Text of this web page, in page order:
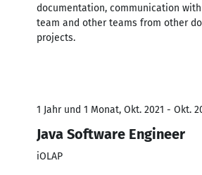
documentation, communication with
team and other teams from other
projects.
1 Jahr und 1 Monat, Okt. 2021 - Okt.
Java Software Engineer
iOLAP